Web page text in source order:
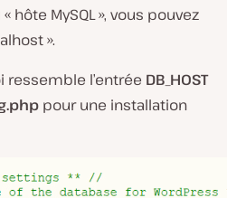
hôte MySQL », vous pouvez
».
ressemble l’entrée DB_HOST
pour une installation